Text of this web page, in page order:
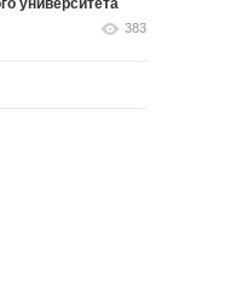
университета
383